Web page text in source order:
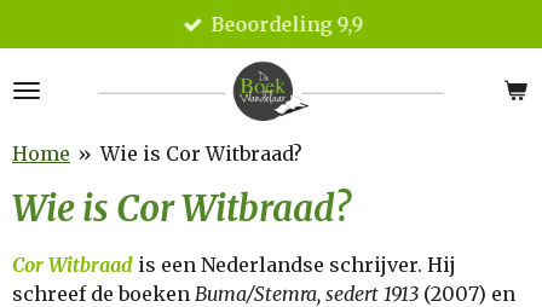
direct
naar
hoofdinhoud
Beoordeling 9,9
Home » Wie is Cor Witbraad?
Wie is Cor Witbraad?
Cor Witbraad is een Nederlandse schrijver. Hij
schreef de boeken Buma/Stemra, sedert 1913 (2007) en